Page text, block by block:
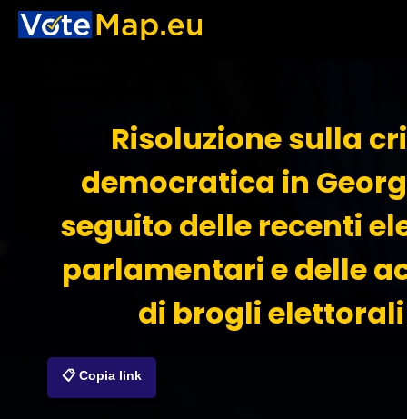
Risoluzione sulla
democratica in
seguito delle recenti
parlamentari e delle
di brogli elettorali
📋 Copia link